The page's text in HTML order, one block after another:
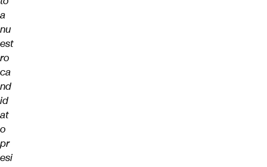
a
nu
est
ro
ca
nd
id
at
o
pr
esi